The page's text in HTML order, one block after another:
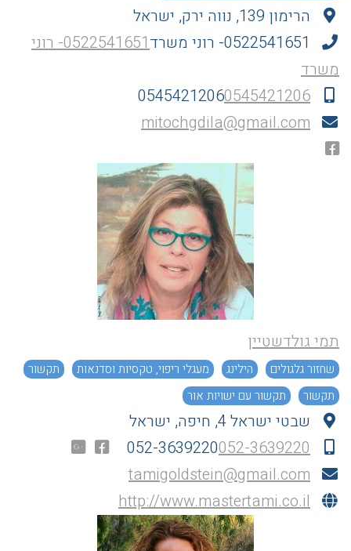
הרימון 139, נווה ירק, ישראל
0522541651- רוני משרד
0522541651- רוני
משרד
05454212060545421206
mitochgdila@gmail.com
תמי גולדשטיין
שחזור גלגולים הילינג מעגלי ריפוי, טקסיות וסדנאות
תקשור
תקשור
תקשור עם ישויות אור
שבטי ישראל 4, חיפה, ישראל
052-3639220052-3639220
tamigoldstein@gmail.com
http://www.mastertami.co.il